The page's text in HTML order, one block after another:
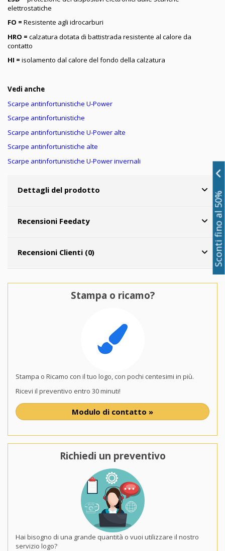
elettrostatiche
FO = Resistente agli idrocarburi
HRO = calzatura dotata di battistrada resistente al calore da
contatto
HI = isolamento dal calore del fondo della calzatura
Vedi anche
Scarpe antinfortunistiche U-Power
Scarpe antinfortunistiche
Scarpe antinfortunistiche U-Power alte
Scarpe antinfortunistiche alte
Scarpe antinfortunistiche U-Power invernali
Dettagli del prodotto
Recensioni Feedaty
Recensioni Clienti (0)
Stampa o ricamo?
Stampa o Ricamo con il tuo logo, con pochi centesimi in più.
Ricevi il preventivo entro 30 minuti!
Modulo di contatto »
Richiedi un preventivo
Hai bisogno di una grande quantità o vuoi utilizzare il nostro
servizio logo?
Sconti fino al 50%